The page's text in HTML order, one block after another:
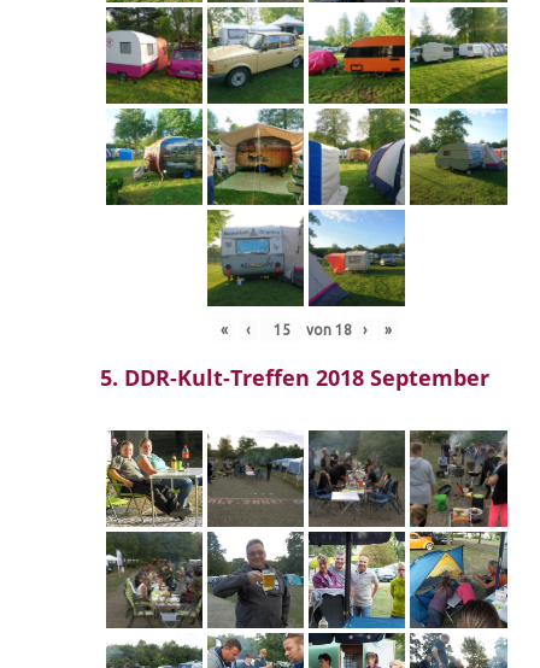
« ‹ von 18 › »
5. DDR-Kult-Treffen 2018 September